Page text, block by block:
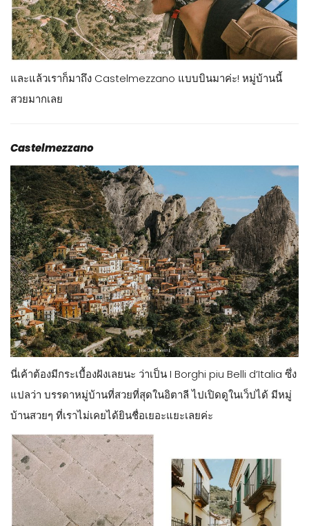
และแล้วเราก็มาถึง Castelmezzano แบบบินมาค่ะ! หมู่บ้านนี้
สวยมากเลย
Castelmezzano
นี่เค้าต้องมีกระเบื้องฝังเลยนะ ว่าเป็น I Borghi piu Belli d’Italia ซึ่ง
แปลว่า บรรดาหมู่บ้านที่สวยที่สุดในอิตาลี ไปเปิดดูในเว็ปได้ มีหมู่
บ้านสวยๆ ที่เราไม่เคยได้ยินชื่อเยอะแยะเลยค่ะ